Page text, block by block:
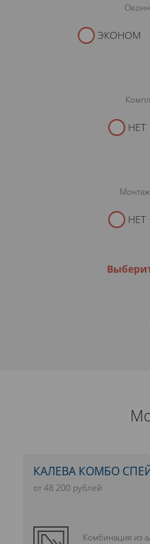
ЭКОНОМ
НЕТ
НЕТ
КАЛЕВА КОМБО
от 48 200 рублей
Комбинация из